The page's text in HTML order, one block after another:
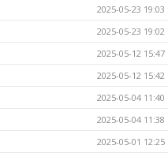
2025-05-23 19:03
2025-05-23 19:02
2025-05-12 15:47
2025-05-12 15:42
2025-05-04 11:40
2025-05-04 11:38
2025-05-01 12:25